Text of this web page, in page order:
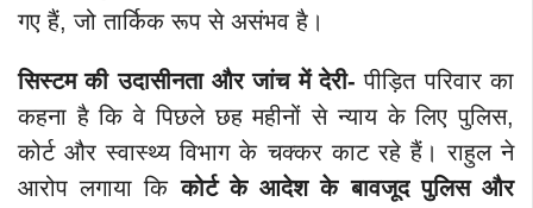
गए हैं, जो तार्किक रूप से असंभव है।
सिस्टम की उदासीनता और जांच में देरी- पीड़ित परिवार का
कहना है कि वे पिछले छह महीनों से न्याय के लिए पुलिस,
कोर्ट और स्वास्थ्य विभाग के चक्कर काट रहे हैं। राहुल ने
आरोप लगाया किकोर्ट के आदेश के बावजूद पुलिस और